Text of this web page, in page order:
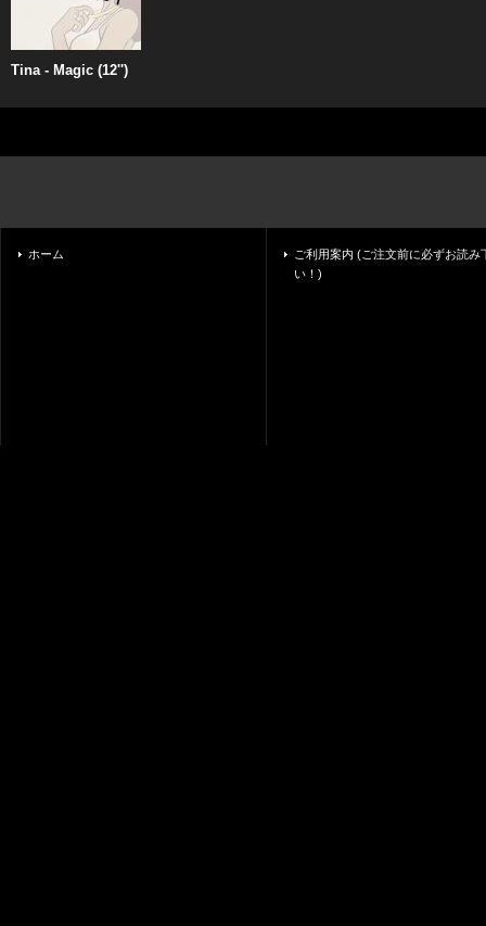
Tina - Magic (12'')
ホーム
ご利用案内 (ご注文前に必ずお読み
い！)